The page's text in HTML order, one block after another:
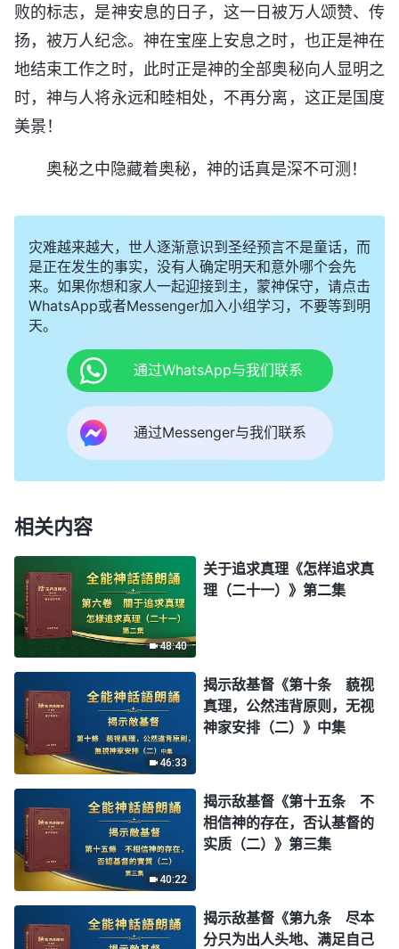
败的标志，是神安息的日子，这一日被万人颂赞、传
扬，被万人纪念。神在宝座上安息之时，也正是神在
地结束工作之时，此时正是神的全部奥秘向人显明之
时，神与人将永远和睦相处，不再分离，这正是国度
美景！
奥秘之中隐藏着奥秘，神的话真是深不可测！
灾难越来越大，世人逐渐意识到圣经预言不是童话，而
是正在发生的事实，没有人确定明天和意外哪个会先
来。如果你想和家人一起迎接到主，蒙神保守，请点击
WhatsApp或者Messenger加入小组学习，不要等到明
天。
通过WhatsApp与我们联系
通过Messenger与我们联系
相关内容
48:40
关于追求真理《怎样追求真
理（二十一）》第二集
46:33
揭示敌基督《第十条 藐视
真理，公然违背原则，无视
神家安排（二）》中集
40:22
揭示敌基督《第十五条 不
相信神的存在，否认基督的
实质（二）》第三集
揭示敌基督《第九条 尽本
分只为出人头地、满足自己